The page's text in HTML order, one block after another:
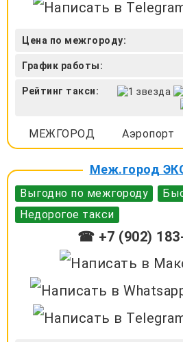
Цена по межгороду:
График работы:
Рейтинг такси:
МЕЖГОРОД Аэропорт
Меж.город
Выгодно по межгороду
Недорогое такси
☎ +7 (902)